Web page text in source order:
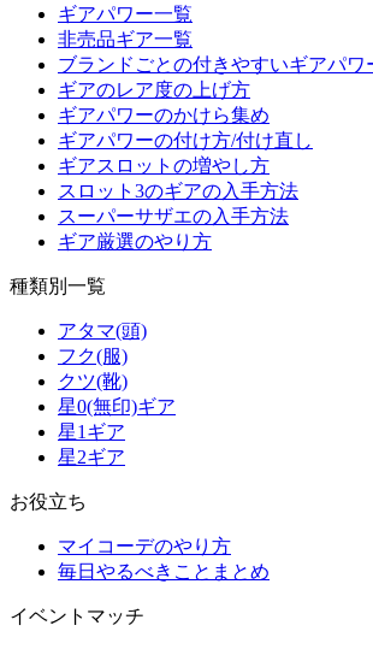
ギアパワー一覧
非売品ギア一覧
ブランドごとの付きやすいギアパワ
ギアのレア度の上げ方
ギアパワーのかけら集め
ギアパワーの付け方/付け直し
ギアスロットの増やし方
スロット3のギアの入手方法
スーパーサザエの入手方法
ギア厳選のやり方
種類別一覧
アタマ(頭)
フク(服)
クツ(靴)
星0(無印)ギア
星1ギア
星2ギア
お役立ち
マイコーデのやり方
毎日やるべきことまとめ
イベントマッチ